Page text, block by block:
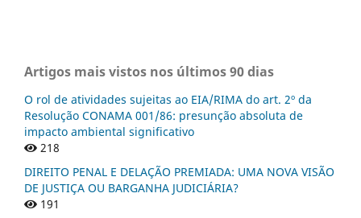
Artigos mais vistos nos últimos 90 dias
O rol de atividades sujeitas ao EIA/RIMA do art. 2º da
Resolução CONAMA 001/86: presunção absoluta de
impacto ambiental significativo
218
DIREITO PENAL E DELAÇÃO PREMIADA: UMA NOVA VISÃO
DE JUSTIÇA OU BARGANHA JUDICIÁRIA?
191